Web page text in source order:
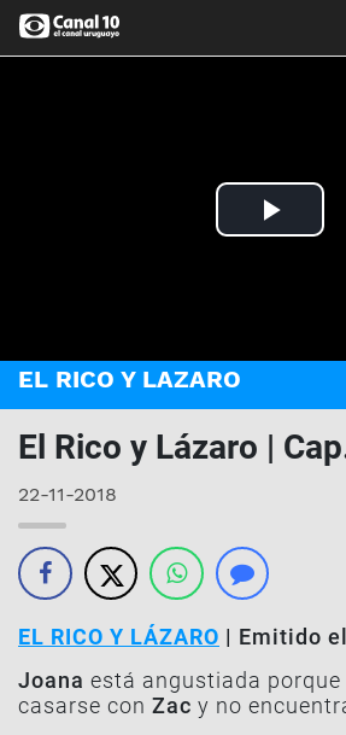
Play
EL RICO Y LAZARO
El Rico y Lázaro |
22-11-2018
EL RICO Y LÁZARO | Emitido
Joana está angustiada porque
casarse con Zac y no